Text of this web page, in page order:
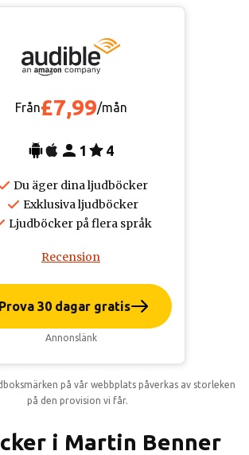
Från£7,99/mån
1 4
Du äger dina ljudböcker
Exklusiva ljudböcker
Ljudböcker på flera språk
Recension
Prova 30 dagar gratis
Annonslänk
på vår webbplats påverkas av storleken
på den provision vi får.
i Martin Benner